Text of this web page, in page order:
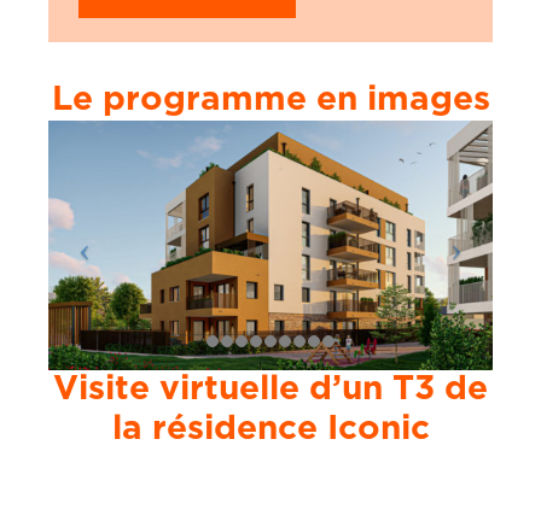
Le programme en images
Visite virtuelle d’un T3 de
la résidence Iconic